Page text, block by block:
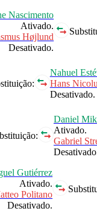
Nascimento
Ativado.
Højlund
Desativado.
Nahuel
Hans
Desativado.
Daniel
Ativado.
Gabriel
Gutiérrez
Ativado.
Politano
Desativado.